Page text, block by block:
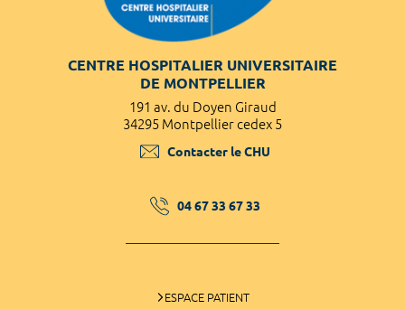
CENTRE HOSPITALIER UNIVERSITAIRE
DE MONTPELLIER
191 av. du Doyen Giraud
34295 Montpellier cedex 5
Contacter le CHU
04 67 33 67 33
ESPACE PATIENT